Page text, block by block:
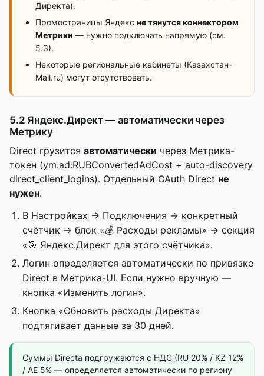
Директа).
Промостраницы Яндекс не тянутся коннектором
Метрики — нужно подключать напрямую (см.
5.3).
Некоторые региональные кабинеты (Казахстан-
Mail.ru) могут отсутствовать.
5.2 Яндекс.Директ — автоматически через
Метрику
Direct грузится автоматически через Метрика-
токен (ym:ad:RUBConvertedAdCost + auto-discovery
direct_client_logins). Отдельный OAuth Direct не
нужен.
В Настройках → Подключения → конкретный
счётчик → блок «💰 Расходы рекламы» → секция
«🎯 Яндекс.Директ для этого счётчика».
Логин определяется автоматически по привязке
Direct в Метрика-UI. Если нужно вручную —
кнопка «Изменить логин».
Кнопка «Обновить расходы Директа»
подтягивает данные за 30 дней.
Суммы Directa подгружаются с НДС (RU 20% / KZ 12%
/ AE 5% — определяется автоматически по региону